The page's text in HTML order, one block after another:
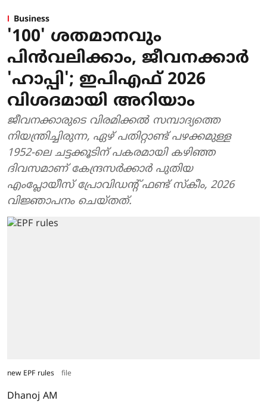
Business
'100' ശതമാനവും
പിന്‍വലിക്കാം, ജീവനക്കാര്‍
'ഹാപ്പി'; ഇപിഎഫ് 2026
വിശദമായി അറിയാം
ജീവനക്കാരുടെ വിരമിക്കല്‍ സമ്പാദ്യത്തെ
നിയന്ത്രിച്ചിരുന്ന, ഏഴ് പതിറ്റാണ്ട് പഴക്കമുള്ള
1952-ലെ ചട്ടക്കൂടിന് പകരമായി കഴിഞ്ഞ
ദിവസമാണ് കേന്ദ്രസര്‍ക്കാര്‍ പുതിയ
എംപ്ലോയീസ് പ്രോവിഡന്റ് ഫണ്ട് സ്‌കീം, 2026
വിജ്ഞാപനം ചെയ്തത്.
new EPF rules file
Dhanoj AM